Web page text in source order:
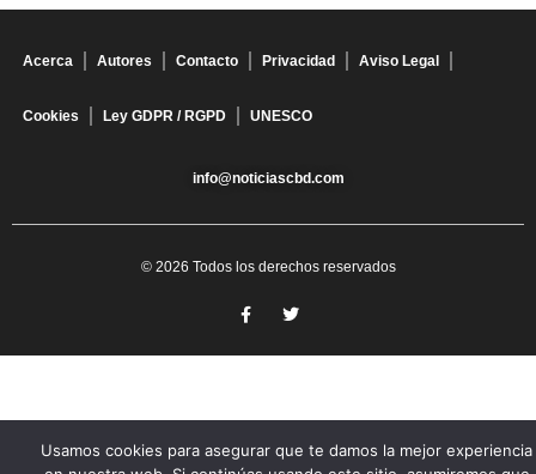
Acerca Autores Contacto Privacidad Aviso Legal
Cookies Ley GDPR / RGPD UNESCO
info@noticiascbd.com
© 2026 Todos los derechos reservados
Usamos cookies para asegurar que te damos la mejor experiencia